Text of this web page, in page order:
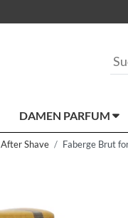
DAMEN PARFUM
After Shave Faberge Brut